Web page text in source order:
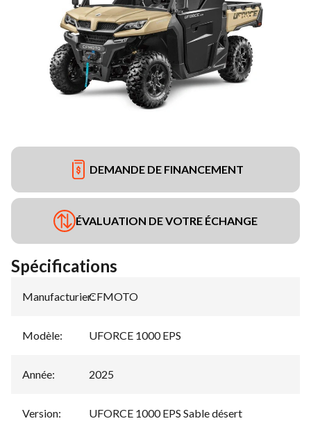
DEMANDE DE FINANCEMENT
ÉVALUATION DE VOTRE ÉCHANGE
Spécifications
Manufacturier:
CFMOTO
Modèle: UFORCE 1000 EPS
Année: 2025
Version: UFORCE 1000 EPS Sable désert